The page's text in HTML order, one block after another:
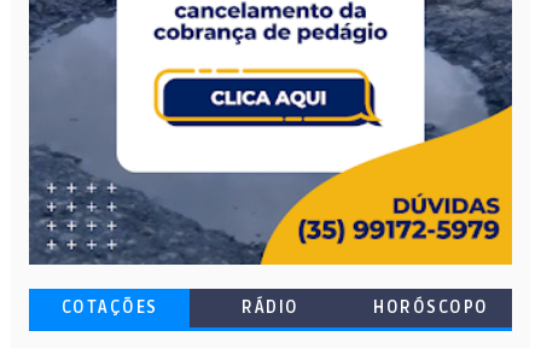
COTAÇÕES RÁDIO HORÓSCOPO